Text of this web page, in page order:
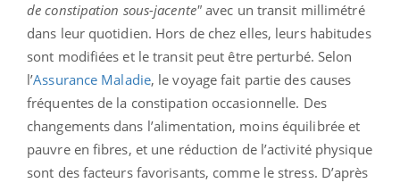
de constipation sous-jacente"avec un transit millimétré
dans leur quotidien. Hors de chez elles, leurs habitudes
sont modifiées et le transit peut être perturbé. Selon
l’Assurance Maladie, le voyage fait partie des causes
fréquentes de la constipation occasionnelle. Des
changements dans l’alimentation, moins équilibrée et
pauvre en fibres, et une réduction de l’activité physique
sont des facteurs favorisants, comme le stress. D’après